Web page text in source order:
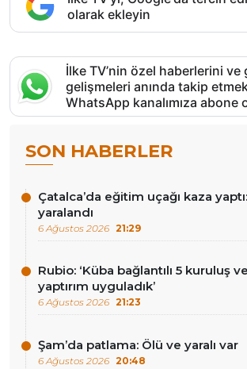
olarak ekleyin
İlke TV’nin özel haberlerini ve
gelişmeleri anında takip
WhatsApp kanalımıza abone
SON HABERLER
Çatalca’da eğitim uçağı kaza
yaralandı
6 Ağustos 2026 21:29
Rubio: ‘Küba bağlantılı 5 kuruluş
yaptırım uyguladık’
6 Ağustos 2026 21:23
Şam’da patlama: Ölü ve yaralı var
6 Ağustos 2026 20:48